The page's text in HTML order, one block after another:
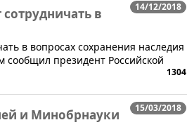
14/12/2018
в
в вопросах сохранения наследия
президент Российской
1304
15/03/2018
и Минобрнауки